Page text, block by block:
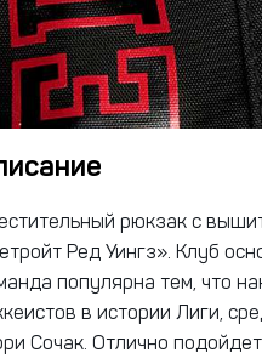
рюкзак с
Ред Уингз». Клуб
популярна тем, что
в истории Лиги,
Сочак. Отлично